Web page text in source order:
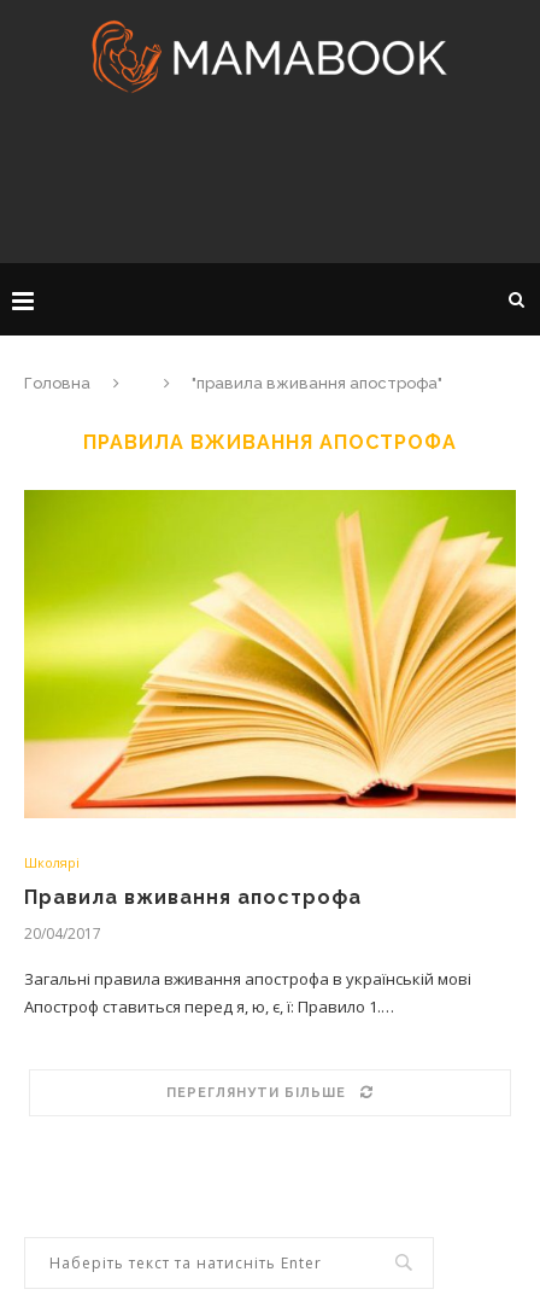
Головна "правила вживання апострофа"
ПРАВИЛА ВЖИВАННЯ АПОСТРОФА
Школярі
Правила вживання апострофа
20/04/2017
Загальні правила вживання апострофа в українській мові
Апостроф ставиться перед я, ю, є, ї: Правило 1.…
ПЕРЕГЛЯНУТИ БІЛЬШЕ